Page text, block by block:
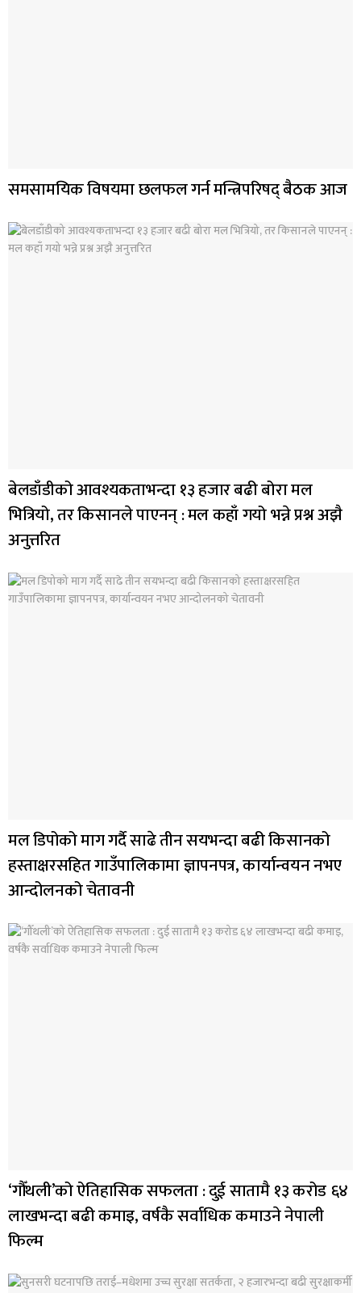
समसामयिक विषयमा छलफल गर्न मन्त्रिपरिषद् बैठक आज
बेलडाँडीको आवश्यकताभन्दा १३ हजार बढी बोरा मल
भित्रियो, तर किसानले पाएनन् : मल कहाँ गयो भन्ने प्रश्न अझै
अनुत्तरित
मल डिपोको माग गर्दै साढे तीन सयभन्दा बढी किसानको
हस्ताक्षरसहित गाउँपालिकामा ज्ञापनपत्र, कार्यान्वयन नभए
आन्दोलनको चेतावनी
‘गौँथली’को ऐतिहासिक सफलता : दुई सातामै १३ करोड ६४
लाखभन्दा बढी कमाइ, वर्षकै सर्वाधिक कमाउने नेपाली
फिल्म